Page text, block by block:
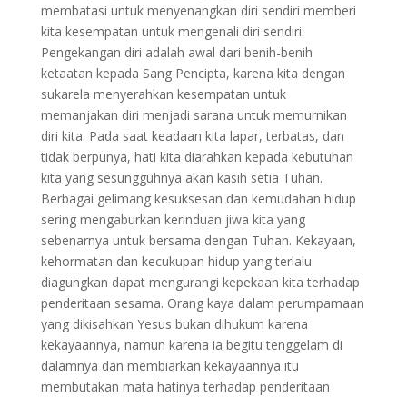
membatasi untuk menyenangkan diri sendiri memberi
kita kesempatan untuk mengenali diri sendiri.
Pengekangan diri adalah awal dari benih-benih
ketaatan kepada Sang Pencipta, karena kita dengan
sukarela menyerahkan kesempatan untuk
memanjakan diri menjadi sarana untuk memurnikan
diri kita. Pada saat keadaan kita lapar, terbatas, dan
tidak berpunya, hati kita diarahkan kepada kebutuhan
kita yang sesungguhnya akan kasih setia Tuhan.
Berbagai gelimang kesuksesan dan kemudahan hidup
sering mengaburkan kerinduan jiwa kita yang
sebenarnya untuk bersama dengan Tuhan. Kekayaan,
kehormatan dan kecukupan hidup yang terlalu
diagungkan dapat mengurangi kepekaan kita terhadap
penderitaan sesama. Orang kaya dalam perumpamaan
yang dikisahkan Yesus bukan dihukum karena
kekayaannya, namun karena ia begitu tenggelam di
dalamnya dan membiarkan kekayaannya itu
membutakan mata hatinya terhadap penderitaan